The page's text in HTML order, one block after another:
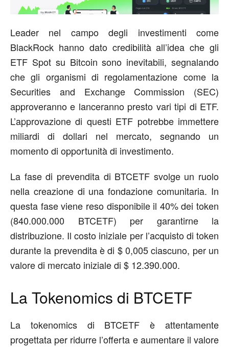
Leader nel campo degli investimenti come
BlackRock hanno dato credibilità all’idea che gli
ETF Spot su Bitcoin sono inevitabili, segnalando
che gli organismi di regolamentazione come la
Securities and Exchange Commission (SEC)
approveranno e lanceranno presto vari tipi di ETF.
L’approvazione di questi ETF potrebbe immettere
miliardi di dollari nel mercato, segnando un
momento di opportunità di investimento.
La fase di prevendita di BTCETF svolge un ruolo
nella creazione di una fondazione comunitaria. In
questa fase viene reso disponibile il 40% dei token
(840.000.000 BTCETF) per garantirne la
distribuzione. Il costo iniziale per l’acquisto di token
durante la prevendita è di $ 0,005 ciascuno, per un
valore di mercato iniziale di $ 12.390.000.
La Tokenomics di BTCETF
La tokenomics di BTCETF è attentamente
progettata per ridurre l’offerta e aumentare il valore